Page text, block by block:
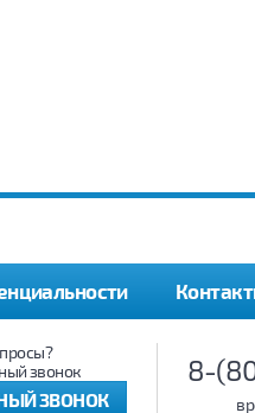
8-
звонок
ЗВОНОК